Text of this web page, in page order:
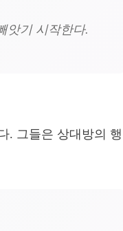
앗기 시작한다.
. 그들은 상대방의 행